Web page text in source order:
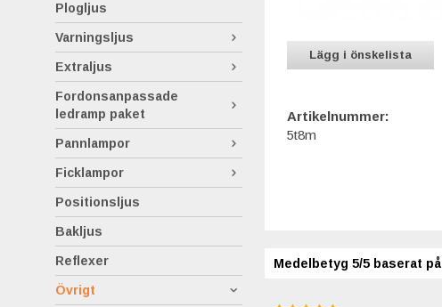
Plogljus
Varningsljus
Extraljus
Fordonsanpassade
ledramp paket
Pannlampor
Ficklampor
Positionsljus
Bakljus
Reflexer
Övrigt
Lägg i önskelista
Artikelnummer:
5t8m
Medelbetyg 5/5 baserat på